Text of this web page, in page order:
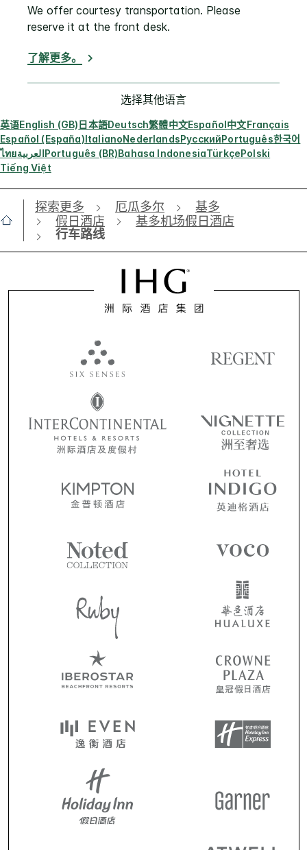
We offer courtesy transportation. Please
reserve it at the front desk.
了解更多。
选择其他语言
英语English (GB)日本語Deutsch繁體中文Español中文Français
Español (España)ItalianoNederlandsРусскийPortuguês한국어
ไทยالعربيةPortuguês (BR)Bahasa IndonesiaTürkçePolski
Tiếng Việt
探索更多 厄瓜多尔
基多
假日酒店
基多机场假日酒店
行车路线